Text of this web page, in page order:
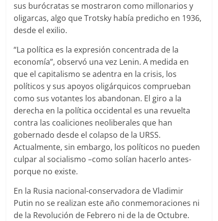
sus burócratas se mostraron como millonarios y
oligarcas, algo que Trotsky había predicho en 1936,
desde el exilio.
“La política es la expresión concentrada de la
economía”, observó una vez Lenin. A medida en
que el capitalismo se adentra en la crisis, los
políticos y sus apoyos oligárquicos comprueban
como sus votantes los abandonan. El giro a la
derecha en la política occidental es una revuelta
contra las coaliciones neoliberales que han
gobernado desde el colapso de la URSS.
Actualmente, sin embargo, los políticos no pueden
culpar al socialismo –como solían hacerlo antes-
porque no existe.
En la Rusia nacional-conservadora de Vladimir
Putin no se realizan este año conmemoraciones ni
de la Revolución de Febrero ni de la de Octubre.